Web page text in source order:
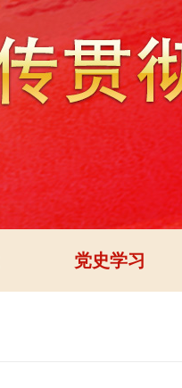
党史学习